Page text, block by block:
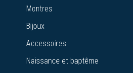
Montres
Bijoux
Accessoires
Naissance et baptême